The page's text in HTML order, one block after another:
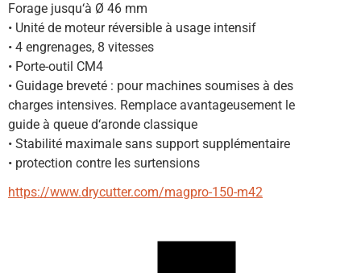
Forage jusqu‘à Ø 46 mm
• Unité de moteur réversible à usage intensif
• 4 engrenages, 8 vitesses
• Porte-outil CM4
• Guidage breveté : pour machines soumises à des
charges intensives. Remplace avantageusement le
guide à queue d‘aronde classique
• Stabilité maximale sans support supplémentaire
• protection contre les surtensions
https://www.drycutter.com/magpro-150-m42